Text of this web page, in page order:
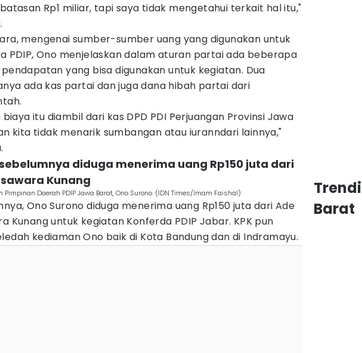
Rp1 miliar, tapi saya tidak mengetahui terkait hal itu,"
mengenai sumber-sumber uang yang digunakan untuk
PDIP, Ono menjelaskan dalam aturan partai ada beberapa
yang bisa digunakan untuk kegiatan. Dua
ada kas partai dan juga dana hibah partai dari
biaya itu diambil dari kas DPD PDI Perjuangan Provinsi Jawa
kita tidak menarik sumbangan atau iuranndari lainnya,"
diduga menerima uang Rp150 juta dari
Kunang
Pimpinan Daerah PDIP Jawa Barat, Ono Surono. (IDN Times/Imam Faishal)
Ono Surono diduga menerima uang Rp150 juta dari Ade
Kunang untuk kegiatan Konferda PDIP Jabar. KPK pun
kediaman Ono baik di Kota Bandung dan di Indramayu.
Barat